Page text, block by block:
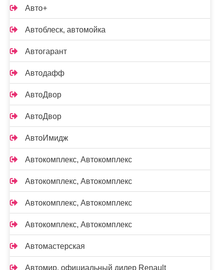
Авто+
Автоблеск, автомойка
Автогарант
Автодафф
АвтоДвор
АвтоДвор
АвтоИмидж
Автокомплекс, Автокомплекс
Автокомплекс, Автокомплекс
Автокомплекс, Автокомплекс
Автокомплекс, Автокомплекс
Автомастерская
Автомир, официальный дилер Renault